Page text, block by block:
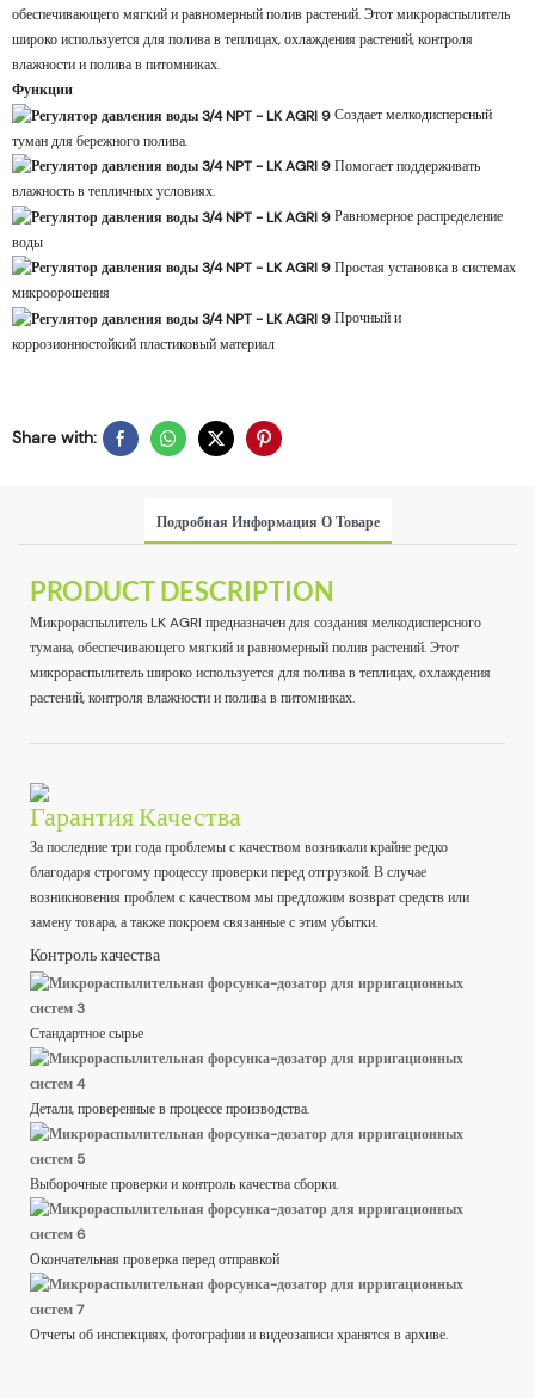
обеспечивающего мягкий и равномерный полив растений. Этот микрораспылитель
широко используется для полива в теплицах, охлаждения растений, контроля
влажности и полива в питомниках.
Функции
Создает мелкодисперсный
туман для бережного полива.
Помогает поддерживать
влажность в тепличных условиях.
Равномерное распределение
воды
Простая установка в системах
микроорошения
Прочный и
коррозионностойкий пластиковый материал
Share with:
Подробная Информация О Товаре
PRODUCT DESCRIPTION
Микрораспылитель LK AGRI предназначен для создания мелкодисперсного
тумана, обеспечивающего мягкий и равномерный полив растений. Этот
микрораспылитель широко используется для полива в теплицах, охлаждения
растений, контроля влажности и полива в питомниках.
Гарантия Качества
За последние три года проблемы с качеством возникали крайне редко
благодаря строгому процессу проверки перед отгрузкой. В случае
возникновения проблем с качеством мы предложим возврат средств или
замену товара, а также покроем связанные с этим убытки.
Контроль качества
Стандартное сырье
Детали, проверенные в процессе производства.
Выборочные проверки и контроль качества сборки.
Окончательная проверка перед отправкой
Отчеты об инспекциях, фотографии и видеозаписи хранятся в архиве.